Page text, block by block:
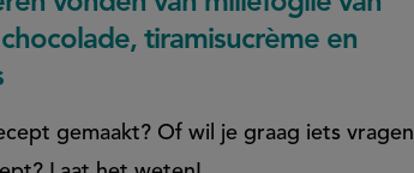
tiramisucrème en
gemaakt? Of wil je graag iets vragen